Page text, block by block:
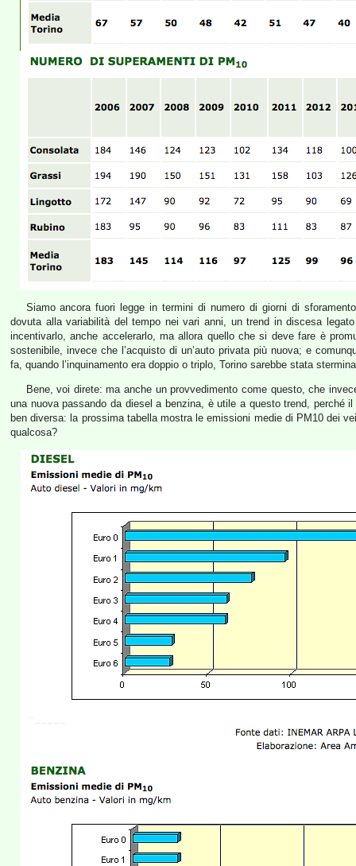
Siamo ancora fuori legge in termini di numero di giorni di
dovuta alla variabilità del tempo nei vari anni, un trend in discesa
incentivarlo, anche accelerarlo, ma allora quello che si deve fare è
sostenibile, invece che l’acquisto di un’auto privata più nuova; e
fa, quando l’inquinamento era doppio o triplo, Torino sarebbe stata
Bene, voi direte: ma anche un provvedimento come questo, che
una nuova passando da diesel a benzina, è utile a questo trend, perché
ben diversa: la prossima tabella mostra le emissioni medie di PM10 dei
qualcosa?